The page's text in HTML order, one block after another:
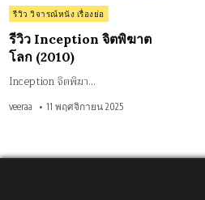
Posted
in
รีวิว วิจารณ์หนัง เรื่องย่อ
รีวิว Inception จิตพิฆาต
โลก (2010)
Inception จิตพิฆา…
veeraa 11 พฤศจิกายน 2025